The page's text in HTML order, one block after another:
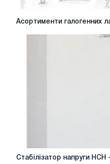
Асортименти
Асортименти галогенних
Стабілізатор
Стабілізатор напруги